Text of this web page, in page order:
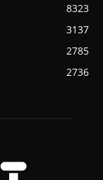
8323
3137
2785
2736